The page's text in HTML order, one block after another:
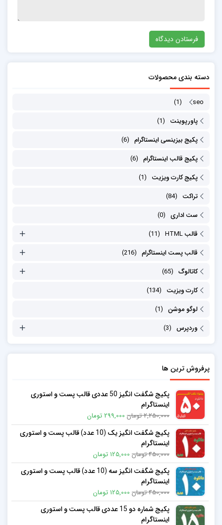
دسته بندی محصولات
seo
(1)
پاورپوینت (1)
پکیج بیزینسی اینستاگرام (6)
پکیج قالب اینستاگرام (6)
پکیج کارت ویزیت (1)
تراکت (84)
ست اداری (0)
قالب HTML (11)
قالب پست اینستاگرام (216)
کاتالوگ (65)
کارت ویزیت (134)
لوگو موشن (1)
وردپرس (3)
پرفروش ترین ها
پکیج شگفت انگیز 50 عددی قالب پست و استوری
اینستاگرام
2,250,000 تومان 299,000 تومان
پکیج شگفت انگیز یک (10 عدد) قالب پست و استوری
اینستاگرام
450,000 تومان 125,000 تومان
پکیج شگفت انگیز سه (10 عدد) قالب پست و استوری
اینستاگرام
450,000 تومان 125,000 تومان
پکیج شماره دو 15 عددی قالب پست و استوری
اینستاگرام